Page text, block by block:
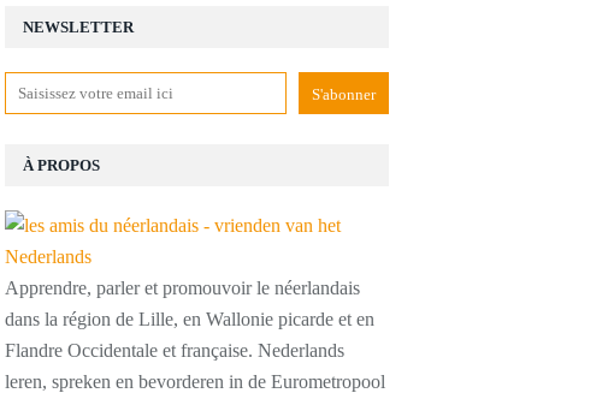
NEWSLETTER
À PROPOS
Apprendre, parler et promouvoir le néerlandais
dans la région de Lille, en Wallonie picarde et en
Flandre Occidentale et française. Nederlands
leren, spreken en bevorderen in de Eurometropool